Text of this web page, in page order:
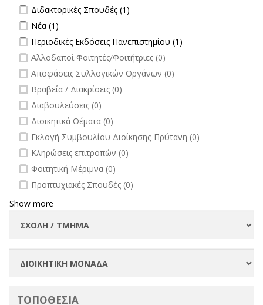
Apply Διδακτορικές Σπουδές filter
Διδακτορικές Σπουδές (1)
Apply Νέα filter
Νέα (1)
Apply Περιοδικές Εκδόσεις Πανεπιστημίου filter
Περιοδικές Εκδόσεις Πανεπιστημίου (1)
undefined
Αλλοδαποί Φοιτητές/Φοιτήτριες (0)
undefined
Αποφάσεις Συλλογικών Οργάνων (0)
undefined
Βραβεία / Διακρίσεις (0)
undefined
Διαβουλεύσεις (0)
undefined
Διοικητικά Θέματα (0)
undefined
Εκλογή Συμβουλίου Διοίκησης-Πρύτανη (0)
undefined
Κληρώσεις επιτροπών (0)
undefined
Φοιτητική Μέριμνα (0)
undefined
Προπτυχιακές Σπουδές (0)
Show more
ΤΟΠΟΘΕΣΙΑ